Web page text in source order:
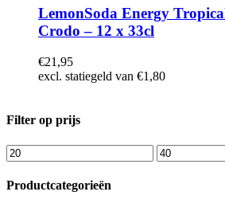
LemonSoda Energy
Crodo – 12 x 33cl
€21,95
excl. statiegeld van €1,80
Filter op prijs
Min.
prijs
Max.
prijs
Productcategorieën